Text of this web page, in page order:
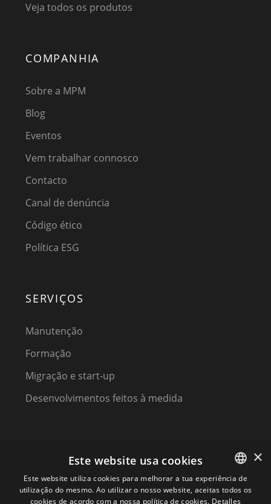
Veja todos os produtos
COMPANHIA
Sobre a MPM
Blog
Eventos
Vem trabalhar connosco
Contacto
Canal de denúncia
Código ético
Política ESG
SERVIÇOS
Manutenção
Formação
Migração e start-up
Desenvolvimentos feitos à medida
(C) 2023, MPM SOFTWARE, a KIREY GROUP COMPANY
SPANISH
×
Este website usa cookies
Este website utiliza cookies para melhorar a tua experiência de
utilização do mesmo. Ao utilizar o nosso website, aceitas todos os
cookies de acordo com a nossa política de cookies. Detalles